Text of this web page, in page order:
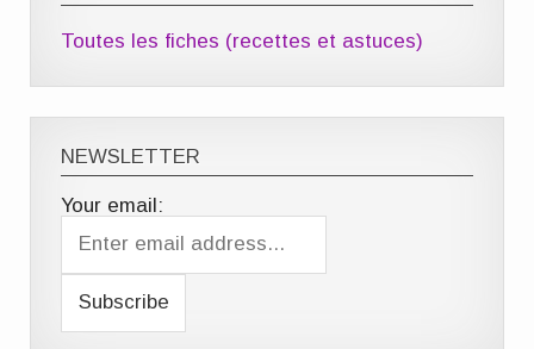
Toutes les fiches (recettes et astuces)
NEWSLETTER
Your email: